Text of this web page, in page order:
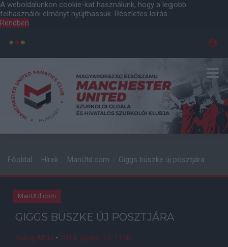
A weboldalunkon cookie-kat használunk, hogy a legjobb
felhasználói élményt nyújthassuk. Részletes leírás
Rendben
Főoldal Hírek ManUtd.com Giggs büszke új posztjára
ManUtd.com
GIGGS BÜSZKE ÚJ POSZTJÁRA
Balog Attila • 2014. április. 25. 11:45